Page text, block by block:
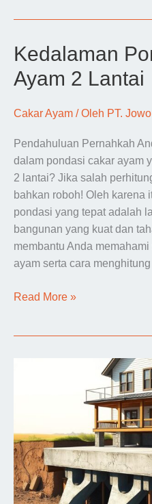
Rumah
Lantai
Kedalaman
Ayam 2 Lantai
Cakar Ayam / Oleh PT.
Pendahuluan Pernahkah
dalam pondasi cakar ayam
2 lantai? Jika salah
bahkan roboh! Oleh karena
pondasi yang tepat adalah
bangunan yang kuat dan
membantu Anda
ayam serta cara menghitung
Kedalaman
Read More »